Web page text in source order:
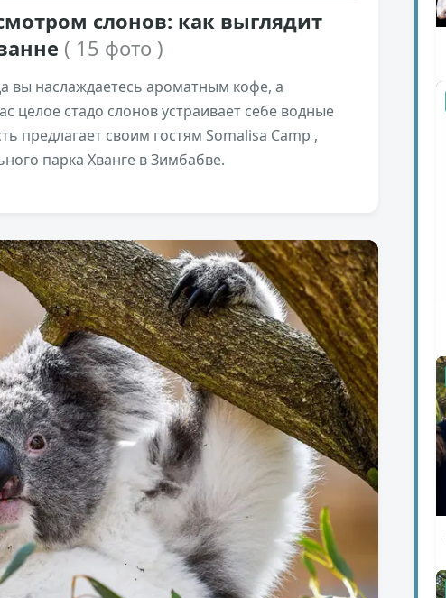
слонов: как выглядит
( 15 фото )
вы наслаждаетесь ароматным кофе, а
целое стадо слонов устраивает себе водные
предлагает своим гостям Somalisa Camp ,
парка Хванге в Зимбабве.